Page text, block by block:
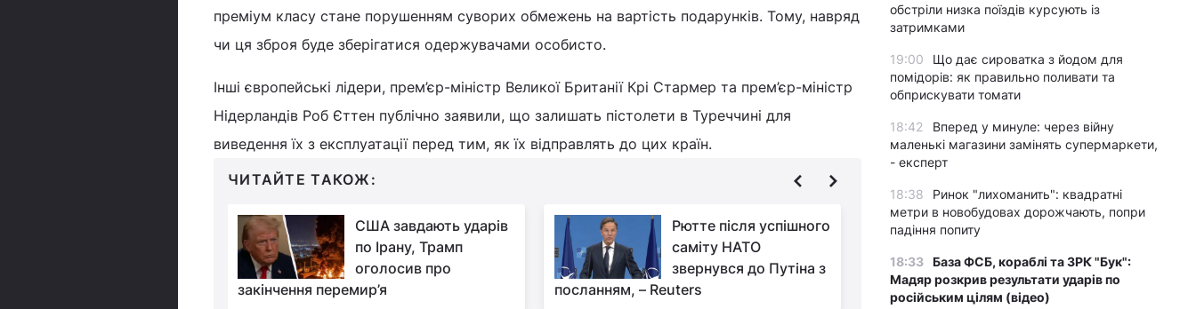
преміум класу стане порушенням суворих обмежень на вартість подарунків. Тому, навряд
чи ця зброя буде зберігатися одержувачами особисто.
Інші європейські лідери, прем’єр-міністр Великої Британії Крі Стармер та прем’єр-міністр
Нідерландів Роб Єттен публічно заявили, що залишать пістолети в Туреччині для
виведення їх з експлуатації перед тим, як їх відправлять до цих країн.
ЧИТАЙТЕ ТАКОЖ:
США завдають ударів
по Ірану, Трамп
оголосив про
закінчення перемир’я
Рютте після успішного
саміту НАТО
звернувся до Путіна з
посланням, – Reuters
дізналося деталі
закритої зустрічі країн-членів
обстріли низка поїздів курсують із
затримками
19:00
Що дає сироватка з йодом для
помідорів: як правильно поливати та
обприскувати томати
18:42
Вперед у минуле: через війну
маленькі магазини замінять супермаркети,
- експерт
18:38
Ринок "лихоманить": квадратні
метри в новобудовах дорожчають, попри
падіння попиту
18:33 База ФСБ, кораблі та ЗРК "Бук":
Мадяр розкрив результати ударів по
російським цілям (відео)